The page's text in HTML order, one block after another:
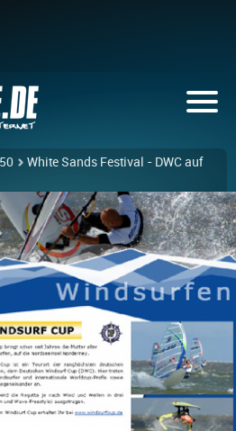
White Sands Festival - DWC auf